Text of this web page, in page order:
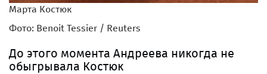
Марта Костюк
Фото: Benoit Tessier / Reuters
До этого момента Андреева никогда не
обыгрывала Костюк